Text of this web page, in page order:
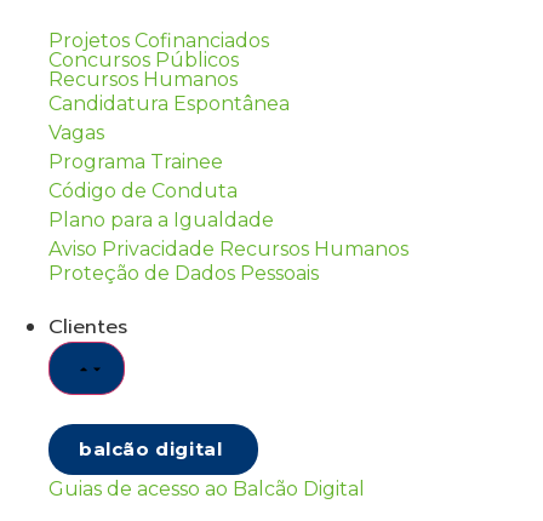
Projetos Cofinanciados
Concursos Públicos
Recursos Humanos
Candidatura Espontânea
Vagas
Programa Trainee
Código de Conduta
Plano para a Igualdade
Aviso Privacidade Recursos Humanos
Proteção de Dados Pessoais
Clientes
balcão digital
Guias de acesso ao Balcão Digital